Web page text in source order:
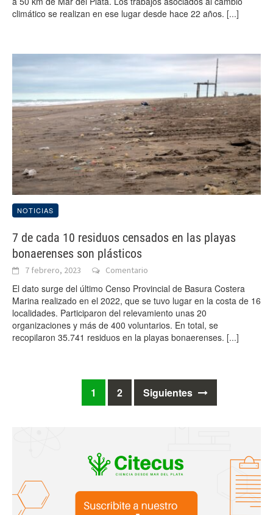
climático se realizan en ese lugar desde hace 22 años. [...]
NOTICIAS
7 de cada 10 residuos censados en las playas
bonaerenses son plásticos
7 febrero, 2023 Comentario
El dato surge del último Censo Provincial de Basura Costera
Marina realizado en el 2022, que se tuvo lugar en la costa de 16
localidades. Participaron del relevamiento unas 20
organizaciones y más de 400 voluntarios. En total, se
recopilaron 35.741 residuos en la playas bonaerenses. [...]
1 2 Siguientes